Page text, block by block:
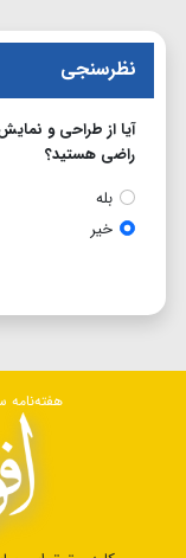
نظرسنجی
آیا از طراحی و
راضی هستید؟
بله
خیر
هفته‌نامه